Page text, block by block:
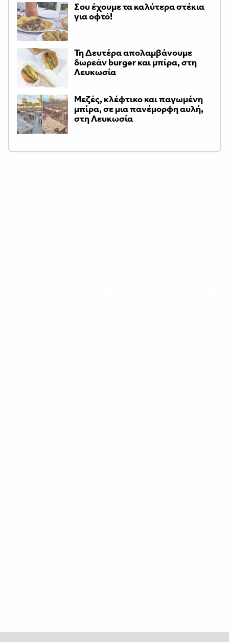
Σου έχουμε τα καλύτερα στέκια
για οφτό!
Τη Δευτέρα απολαμβάνουμε
δωρεάν burger και μπίρα, στη
Λευκωσία
Μεζές, κλέφτικο και παγωμένη
μπίρα, σε μια πανέμορφη αυλή,
στη Λευκωσία